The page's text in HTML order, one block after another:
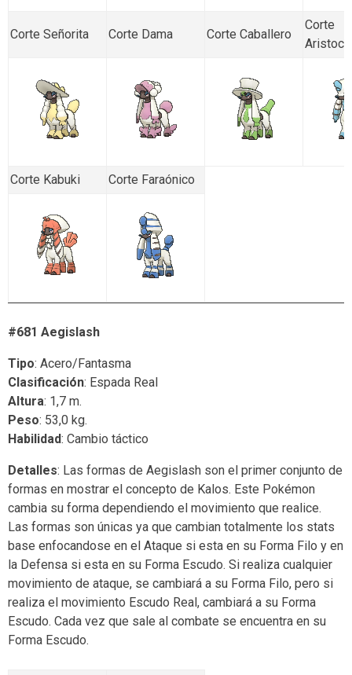
Corte Señorita Corte Dama Corte Caballero
Corte
Corte Kabuki Corte Faraónico
#681 Aegislash
Tipo: Acero/Fantasma
Clasificación: Espada Real
Altura: 1,7 m.
Peso: 53,0 kg.
Habilidad: Cambio táctico
Detalles: Las formas de Aegislash son el primer conjunto de
formas en mostrar el concepto de Kalos. Este Pokémon
cambia su forma dependiendo el movimiento que realice.
Las formas son únicas ya que cambian totalmente los stats
base enfocandose en el Ataque si esta en su Forma Filo y en
la Defensa si esta en su Forma Escudo. Si realiza cualquier
movimiento de ataque, se cambiará a su Forma Filo, pero si
realiza el movimiento Escudo Real, cambiará a su Forma
Escudo. Cada vez que sale al combate se encuentra en su
Forma Escudo.